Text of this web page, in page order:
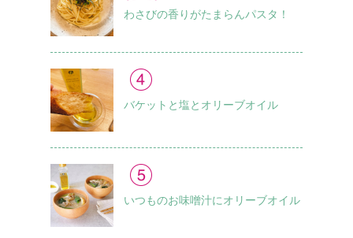
わさびの香りがたまらんパスタ！
バケットと塩とオリーブオイル
いつものお味噌汁に オリーブオイル